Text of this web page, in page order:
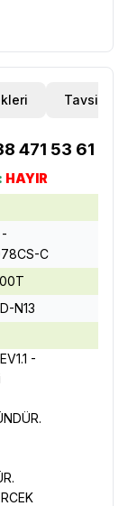
Tavsiye Et
471 53 61
HAYIR
C
N13
-